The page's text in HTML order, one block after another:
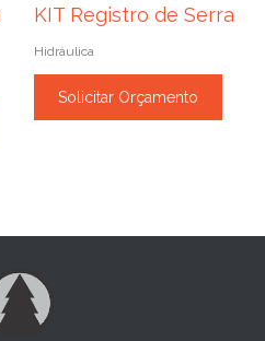
KIT Registro de Serra
Hidráulica
Solicitar Orçamento